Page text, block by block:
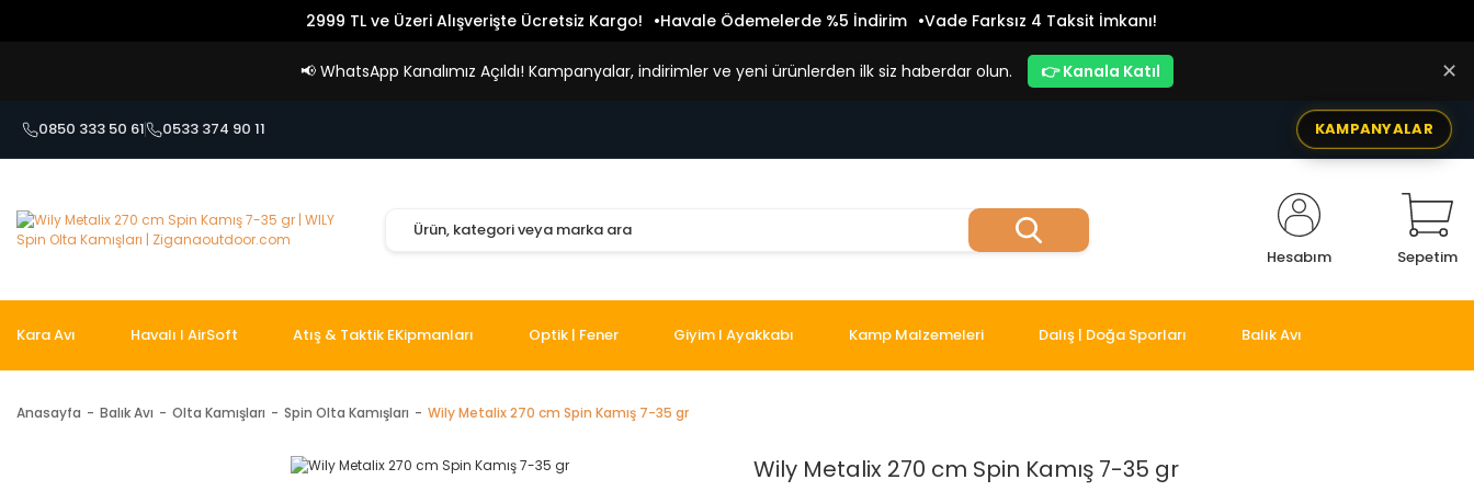
2999 TL ve Üzeri Alışverişte Ücretsiz Kargo! Havale Ödemelerde %5 İndirim Vade Farksız 4 Taksit İmkanı!
📢 WhatsApp Kanalımız Açıldı! Kampanyalar, indirimler ve yeni ürünlerden ilk siz haberdar olun. 👉 Kanala Katıl ✕
0850 333 50 61 0533 374 90 11 KAMPANYALAR
Hesabım Sepetim
Kara Avı Havalı I AirSoft Atış & Taktik EKipmanları Optik | Fener Giyim I Ayakkabı Kamp Malzemeleri Dalış | Doğa Sporları Balık Avı
Anasayfa Balık Avı Olta Kamışları Spin Olta Kamışları Wily Metalix 270 cm Spin Kamış 7-35 gr
Wily Metalix 270 cm Spin Kamış 7-35 gr